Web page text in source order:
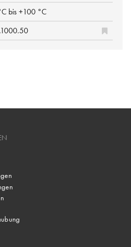
bis +100 °C